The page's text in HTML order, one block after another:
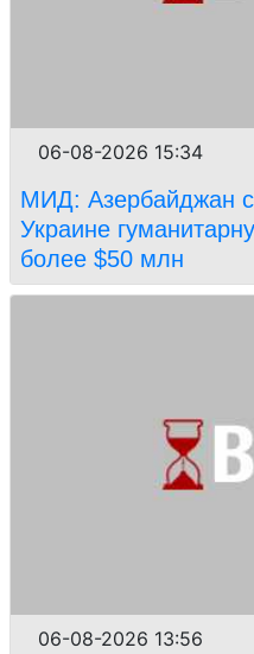
06-08-2026 15:34
МИД: Азербайджан с
Украине
более $50 млн
06-08-2026 13:56